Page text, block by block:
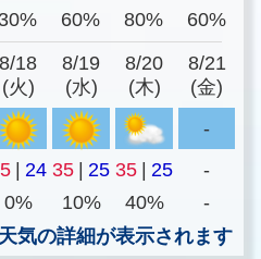
30% 60% 80% 60%
8/18
(火)
8/19
(水)
8/20
(木)
8/21
(金)
-
24 35 25 35 25
-
0% 10% 40%
-
気の詳細が表示されます